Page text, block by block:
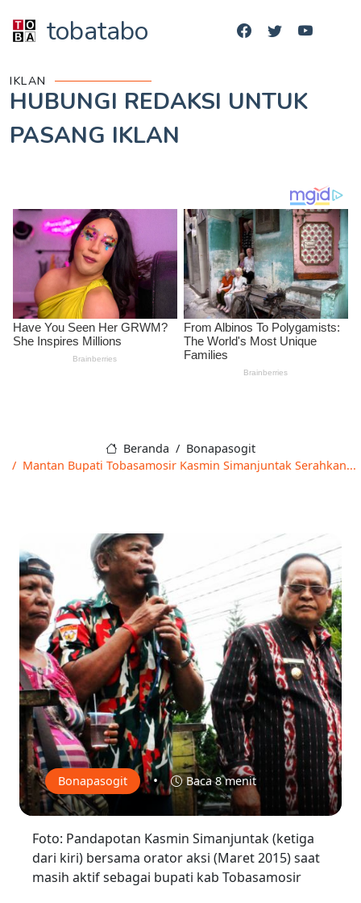
tobatabo
IKLAN
HUBUNGI REDAKSI UNTUK
PASANG IKLAN
Beranda
Bonapasogit
Mantan Bupati Tobasamosir Kasmin Simanjuntak Serahkan...
Bonapasogit • Baca 8 menit
Foto: Pandapotan Kasmin Simanjuntak (ketiga
dari kiri) bersama orator aksi (Maret 2015) saat
masih aktif sebagai bupati kab Tobasamosir